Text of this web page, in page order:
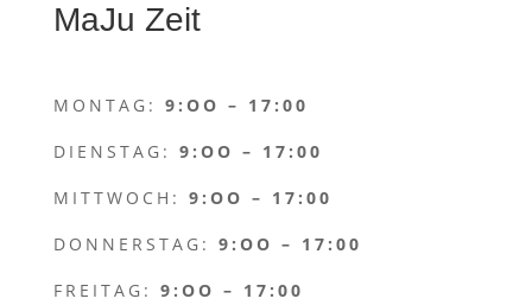
MaJu Zeit
MONTAG: 9:OO – 17:00
DIENSTAG: 9:OO – 17:00
MITTWOCH: 9:OO – 17:00
DONNERSTAG: 9:OO – 17:00
FREITAG: 9:OO – 17:00